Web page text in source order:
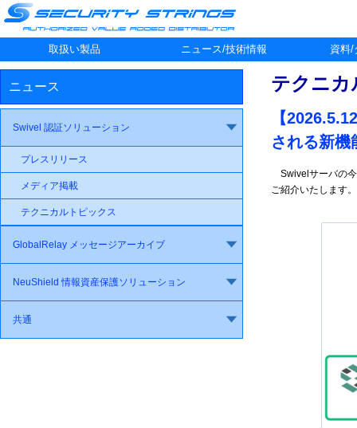
取扱い製品 ニュース/技術情報 資料/
ニュース
Swivel 認証ソリューション
プレスリリース
メディア掲載
テクニカルトピックス
GlobalRelay メッセージアーカイブ
NeuShield 情報資産保護ソリューション
共通
テクニカ
【
される新機
Swivelサーバの今
ご紹介いたします。